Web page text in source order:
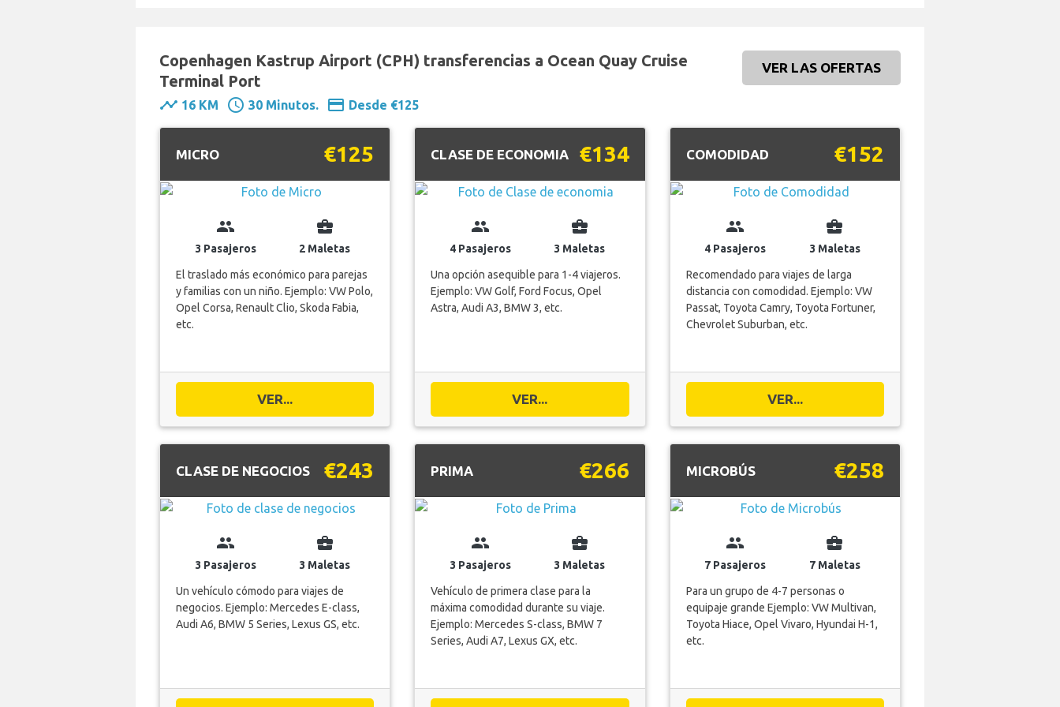
Copenhagen Kastrup Airport (CPH) transferencias a Ocean Quay Cruise
Terminal Port
timeline 16 KM schedule 30 Minutos. payment Desde €125
VER LAS OFERTAS
MICRO €125
group
3 Pasajeros
business_center
2 Maletas
El traslado más económico para parejas
y familias con un niño. Ejemplo: VW Polo,
Opel Corsa, Renault Clio, Skoda Fabia,
etc.
VER...
CLASE DE ECONOMIA €134
group
4 Pasajeros
business_center
3 Maletas
Una opción asequible para 1-4 viajeros.
Ejemplo: VW Golf, Ford Focus, Opel
Astra, Audi A3, BMW 3, etc.
VER...
COMODIDAD €152
group
4 Pasajeros
business_center
3 Maletas
Recomendado para viajes de larga
distancia con comodidad. Ejemplo: VW
Passat, Toyota Camry, Toyota Fortuner,
Chevrolet Suburban, etc.
VER...
CLASE DE NEGOCIOS €243
group
3 Pasajeros
business_center
3 Maletas
Un vehículo cómodo para viajes de
negocios. Ejemplo: Mercedes E-class,
Audi A6, BMW 5 Series, Lexus GS, etc.
PRIMA €266
group
3 Pasajeros
business_center
3 Maletas
Vehículo de primera clase para la
máxima comodidad durante su viaje.
Ejemplo: Mercedes S-class, BMW 7
Series, Audi A7, Lexus GX, etc.
MICROBÚS €258
group
7 Pasajeros
business_center
7 Maletas
Para un grupo de 4-7 personas o
equipaje grande Ejemplo: VW Multivan,
Toyota Hiace, Opel Vivaro, Hyundai H-1,
etc.